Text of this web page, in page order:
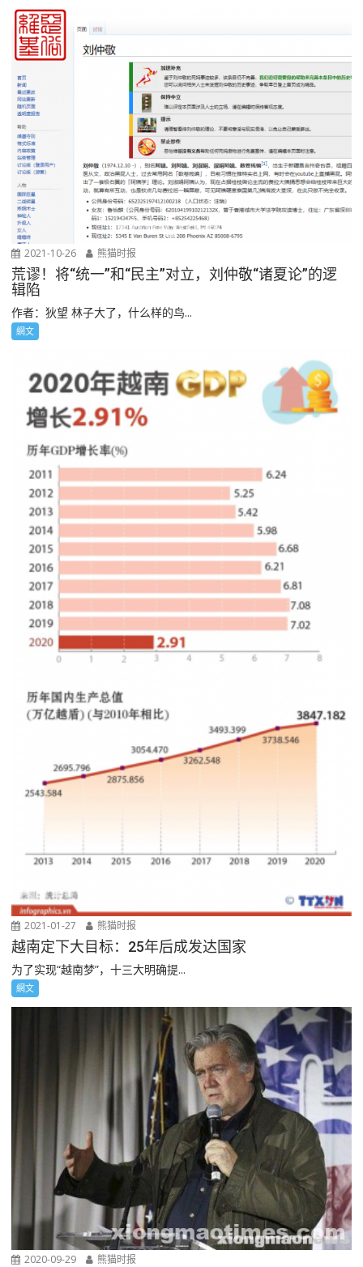
2021-10-26 熊猫时报
荒谬！将“统一”和“民主”对立，刘仲敬“诸夏论”的逻
辑陷
作者：狄望 林子大了，什么样的鸟...
網文
2021-01-27 熊猫时报
越南定下大目标：25年后成发达国家
为了实现“越南梦”，十三大明确提...
網文
2020-09-29 熊猫时报